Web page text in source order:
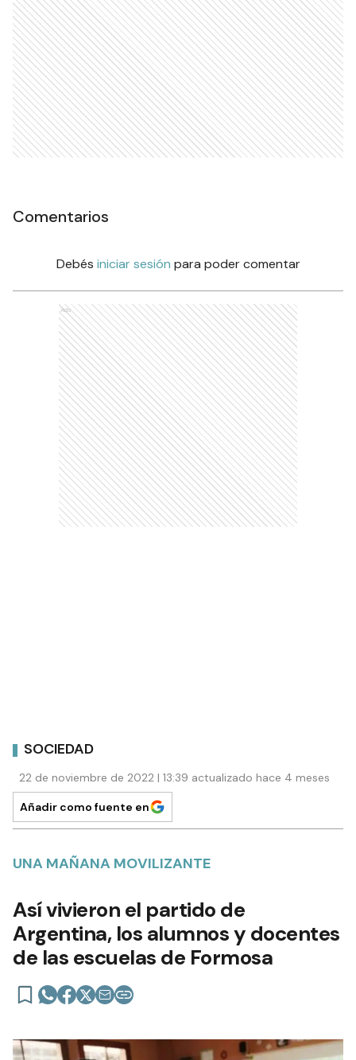
Comentarios
Debés iniciar sesión para poder comentar
Ads
SOCIEDAD
22 de noviembre de 2022 | 13:39 actualizado hace 4 meses
Añadir como fuente en
UNA MAÑANA MOVILIZANTE
Así vivieron el partido de
Argentina, los alumnos y docentes
de las escuelas de Formosa